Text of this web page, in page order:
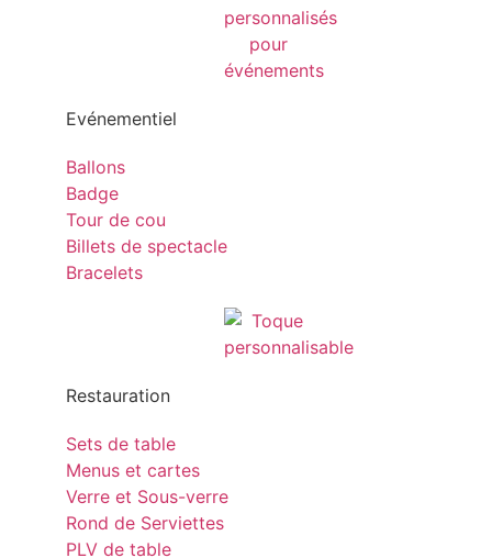
Evénementiel
Ballons
Badge
Tour de cou
Billets de spectacle
Bracelets
Restauration
Sets de table
Menus et cartes
Verre et Sous-verre
Rond de Serviettes
PLV de table